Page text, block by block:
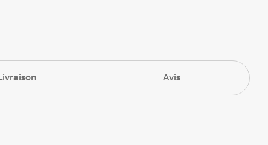
Livraison Avis